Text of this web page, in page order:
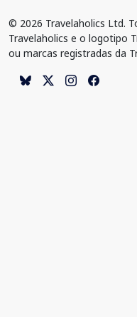
© 2026 Travelaholics Ltd.
Travelaholics e o logotipo
ou marcas registradas da